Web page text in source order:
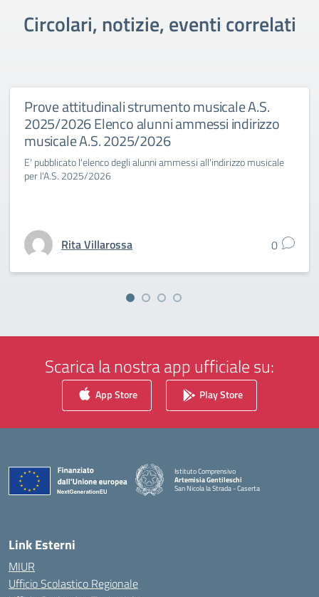
Circolari, notizie, eventi correlati
Prove attitudinali strumento musicale A.S.
2025/2026 Elenco alunni ammessi indirizzo
musicale A.S. 2025/2026
E' pubblicato l'elenco degli alunni ammessi all'indirizzo musicale
per l'A.S. 2025/2026
Rita Villarossa 0
Scarica la nostra app ufficiale su:
App Store Play Store
Istituto Comprensivo
Artemisia Gentileschi
San Nicola la Strada - Caserta
Link Esterni
MIUR
Ufficio Scolastico Regionale